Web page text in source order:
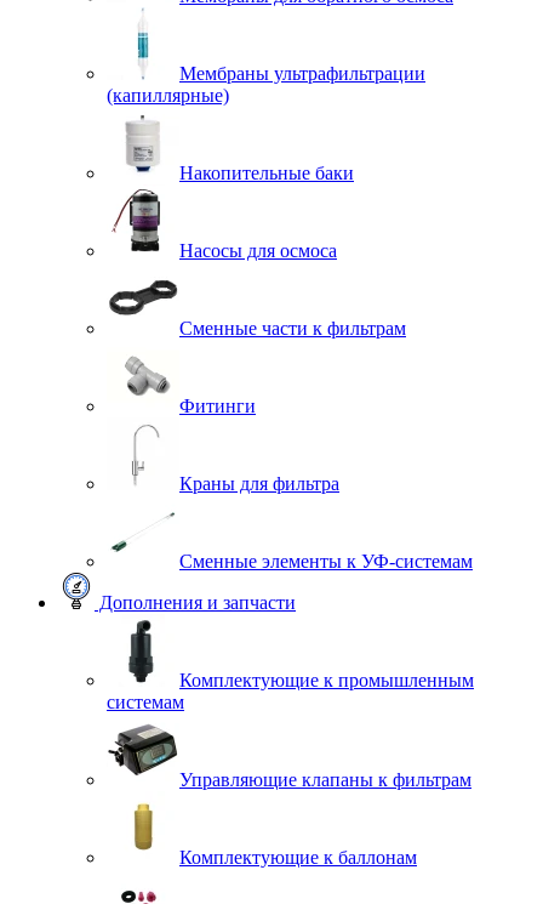
Мембраны ультрафильтрации
(капиллярные)
Накопительные баки
Насосы для осмоса
Сменные части к фильтрам
Фитинги
Краны для фильтра
Сменные элементы к УФ-системам
Дополнения и запчасти
Комплектующие к промышленным
системам
Управляющие клапаны к фильтрам
Комплектующие к баллонам